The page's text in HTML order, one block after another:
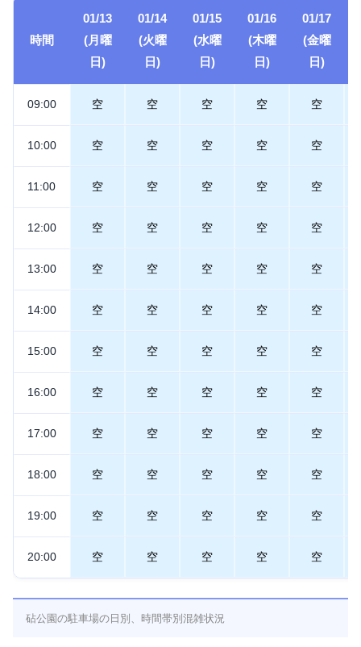
時間
01/13
(月曜
日)
01/14
(火曜
日)
01/15
(水曜
日)
01/16
(木曜
日)
01/17
(金曜
日)
09:00 空 空 空 空 空
10:00 空 空 空 空 空
11:00 空 空 空 空 空
12:00 空 空 空 空 空
13:00 空 空 空 空 空
14:00 空 空 空 空 空
15:00 空 空 空 空 空
16:00 空 空 空 空 空
17:00 空 空 空 空 空
18:00 空 空 空 空 空
19:00 空 空 空 空 空
20:00 空 空 空 空 空
砧公園の駐車場の日別、時間帯別混雑状況